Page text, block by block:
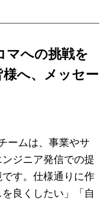
マへの挑戦を
へ、メッセー
ームは、事業やサ
ジニア発信での提
す。仕様通りに作
良くしたい」「自